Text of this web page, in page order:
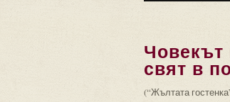
Човекът
свят в
(“Жълтата